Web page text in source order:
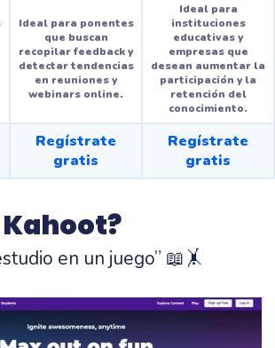
Ideal para ponentes
que buscan
recopilar feedback y
detectar tendencias
en reuniones y
webinars online.
Ideal para
instituciones
educativas y
empresas que
desean aumentar la
participación y la
retención del
conocimiento.
Regístrate
gratis
Regístrate
gratis
Kahoot?
en un juego” 📖🤸